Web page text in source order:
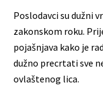
Poslodavci su dužni
zakonskom roku.
pojašnjava kako je
dužno precrtati sve
ovlaštenog lica.